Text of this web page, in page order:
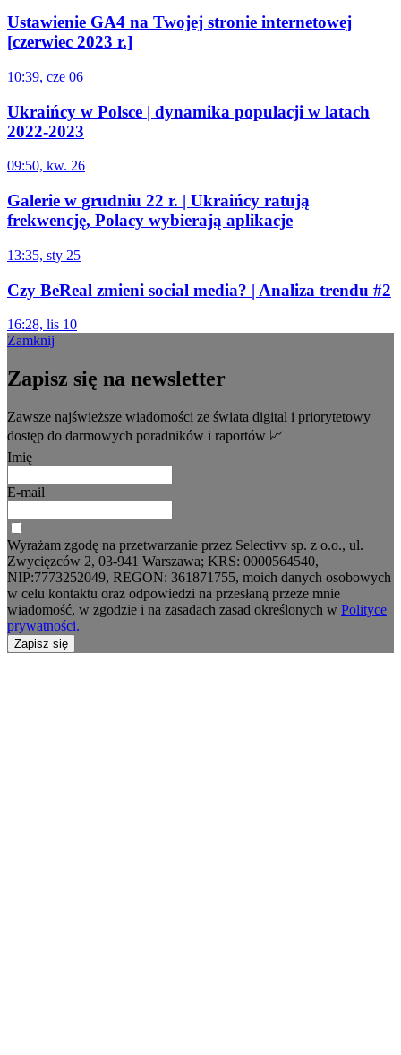
Ustawienie GA4 na Twojej stronie internetowej
[czerwiec 2023 r.]
10:39, cze 06
Ukraińcy w Polsce | dynamika populacji w latach
2022-2023
09:50, kw. 26
Galerie w grudniu 22 r. | Ukraińcy ratują
frekwencję, Polacy wybierają aplikacje
13:35, sty 25
Czy BeReal zmieni social media? | Analiza trendu #2
16:28, lis 10
Zamknij
Zapisz się na newsletter
Zawsze najświeższe wiadomości ze świata digital i priorytetowy
dostęp do darmowych poradników i raportów 📈
Imię
E-mail
Wyrażam zgodę na przetwarzanie przez Selectivv sp. z o.o., ul.
Zwycięzców 2, 03-941 Warszawa; KRS: 0000564540,
NIP:7773252049, REGON: 361871755, moich danych osobowych
w celu kontaktu oraz odpowiedzi na przesłaną przeze mnie
wiadomość, w zgodzie i na zasadach zasad określonych w Polityce
prywatności.
Zapisz się